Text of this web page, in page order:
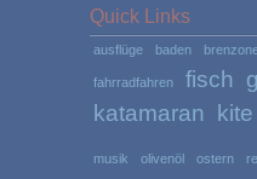
Quick Links
ausflüge baden
fahrradfahren fisch
katamaran kite
musik olivenöl ostern